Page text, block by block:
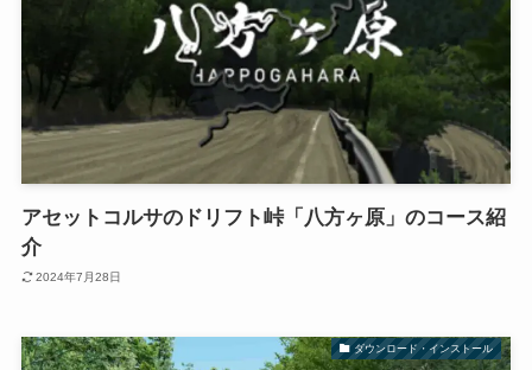
アセットコルサのドリフト峠「八方ヶ原」のコース紹
介
2024年7月28日
ダウンロード・インストール